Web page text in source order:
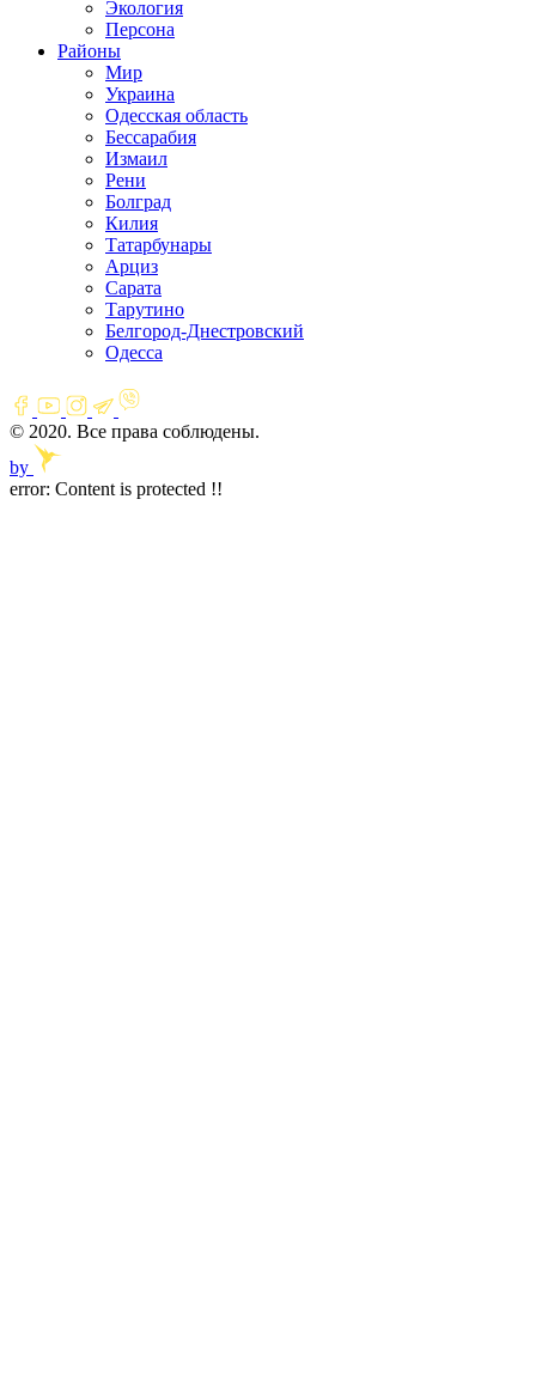
Экология
Персона
Районы
Мир
Украина
Одесская область
Бессарабия
Измаил
Рени
Болград
Килия
Татарбунары
Арциз
Сарата
Тарутино
Белгород-Днестровский
Одесса
© 2020. Все права соблюдены.
by
error: Content is protected !!